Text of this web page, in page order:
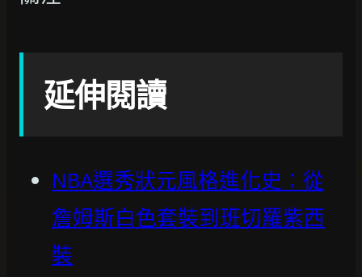
延伸閱讀
NBA選秀狀元風格進化史：從
詹姆斯白色套裝到班切羅紫西
裝